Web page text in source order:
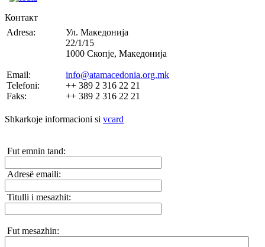
Контакт
Adresa:
Ул. Македонија
22/1/15
1000 Скопје, Македонија
Email:
info@atamacedonia.org.mk
Telefoni:
++ 389 2 316 22 21
Faks:
++ 389 2 316 22 21
Shkarkoje informacioni si vcard
Fut emnin tand:
Adresë emaili:
Titulli i mesazhit:
Fut mesazhin: